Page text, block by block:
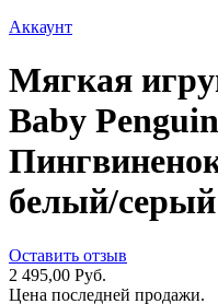
Аккаунт
Мягкая
Baby
белый/
Оставить отзыв
2 495,00 Руб.
Цена последней продажи.